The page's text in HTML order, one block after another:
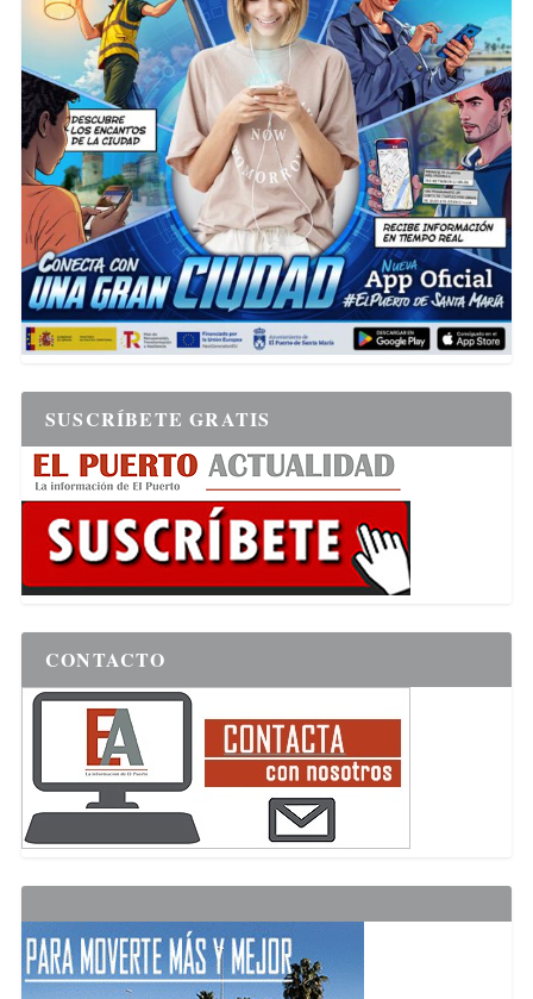
SUSCRÍBETE GRATIS
CONTACTO